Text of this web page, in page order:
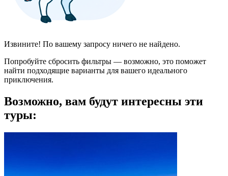
Извините! По вашему запросу ничего не найдено.
Попробуйте сбросить фильтры — возможно, это поможет
найти подходящие варианты для вашего идеального
приключения.
Возможно, вам будут интересны эти
туры: